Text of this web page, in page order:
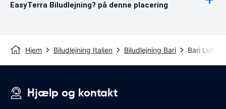
EasyTerra Biludlejning? på denne placering
Hjem Biludlejning Italien Biludlejning Bari Bari
Hjælp og kontakt